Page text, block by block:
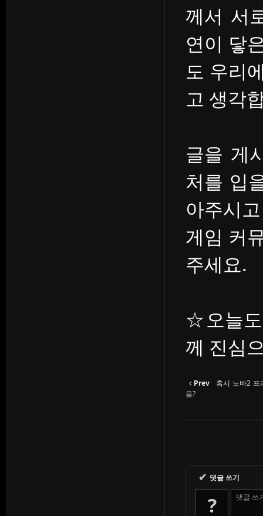
께서 서
연이 닿
도 우리
고 생각
글을 게
처를 입
아주시
게임 커
주세요.
☆오늘도
께 진심
Prev
혹시 노바2
음?
✔ 댓글 쓰기
? 댓글 쓰